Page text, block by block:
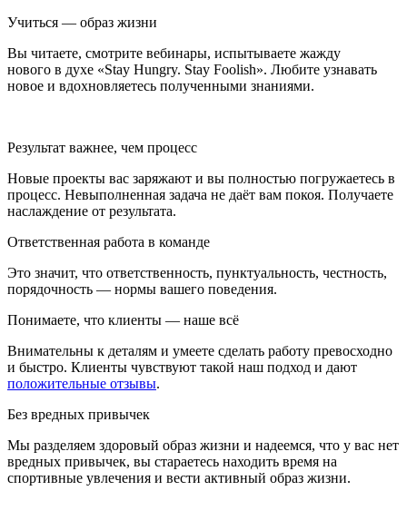
Учиться — образ жизни
Вы читаете, смотрите вебинары, испытываете жажду
нового в духе «Stay Hungry. Stay Foolish». Любите узнавать
новое и вдохновляетесь полученными знаниями.
Результат важнее, чем процесс
Новые проекты вас заряжают и вы полностью погружаетесь в
процесс. Невыполненная задача не даёт вам покоя. Получаете
наслаждение от результата.
Ответственная работа в команде
Это значит, что ответственность, пунктуальность, честность,
порядочность — нормы вашего поведения.
Понимаете, что клиенты — наше всё
Внимательны к деталям и умеете сделать работу превосходно
и быстро. Клиенты чувствуют такой наш подход и дают
положительные отзывы.
Без вредных привычек
Мы разделяем здоровый образ жизни и надеемся, что у вас нет
вредных привычек, вы стараетесь находить время на
спортивные увлечения и вести активный образ жизни.